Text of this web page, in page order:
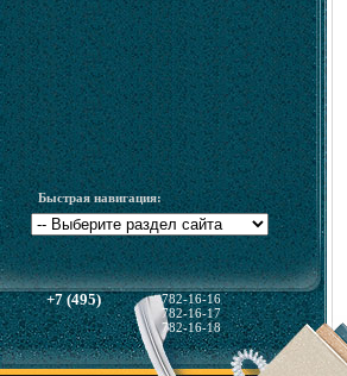
Быстрая навигация:
+7 (495)
782-16-16
782-16-17
782-16-18